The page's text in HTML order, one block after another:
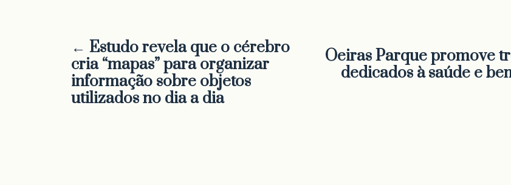
← Estudo revela que o cérebro
cria “mapas” para organizar
informação sobre objetos
utilizados no dia a dia
Oeiras Parque promove
dedicados à saúde e